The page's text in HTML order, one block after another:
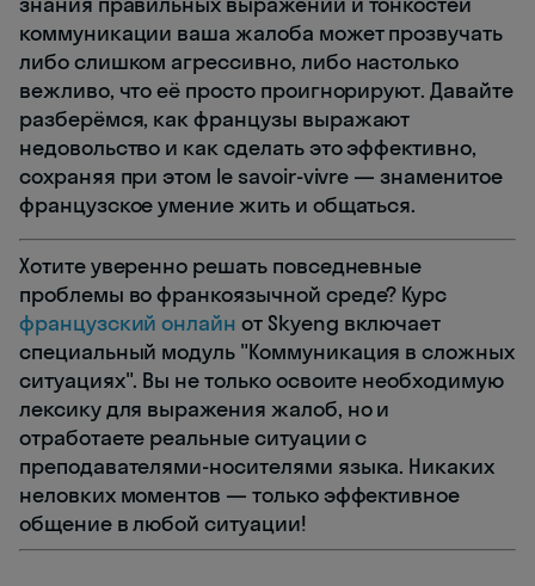
коммуникации ваша жалоба может прозвучать
либо слишком агрессивно, либо настолько
вежливо, что её просто проигнорируют. Давайте
разберёмся, как французы выражают
недовольство и как сделать это эффективно,
сохраняя при этом le savoir-vivre — знаменитое
французское умение жить и общаться.
Хотите уверенно решать повседневные
проблемы во франкоязычной среде? Курс
французский онлайн от Skyeng включает
специальный модуль "Коммуникация в сложных
ситуациях". Вы не только освоите необходимую
лексику для выражения жалоб, но и
отработаете реальные ситуации с
преподавателями-носителями языка. Никаких
неловких моментов — только эффективное
общение в любой ситуации!